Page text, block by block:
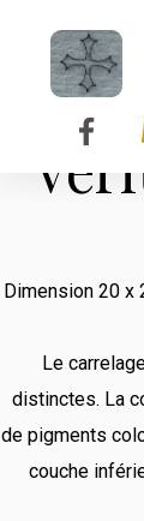
Dimension 20 x
Le
distinctes. La
de pigments
couche